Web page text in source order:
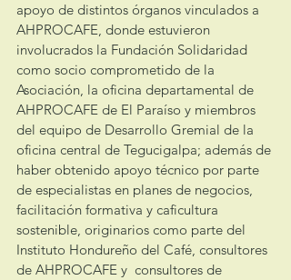
apoyo de distintos órganos vinculados a
AHPROCAFE, donde estuvieron
involucrados la Fundación Solidaridad
como socio comprometido de la
Asociación, la oficina departamental de
AHPROCAFE de El Paraíso y miembros
del equipo de Desarrollo Gremial de la
oficina central de Tegucigalpa; además de
haber obtenido apoyo técnico por parte
de especialistas en planes de negocios,
facilitación formativa y caficultura
sostenible, originarios como parte del
Instituto Hondureño del Café, consultores
de AHPROCAFE y  consultores de